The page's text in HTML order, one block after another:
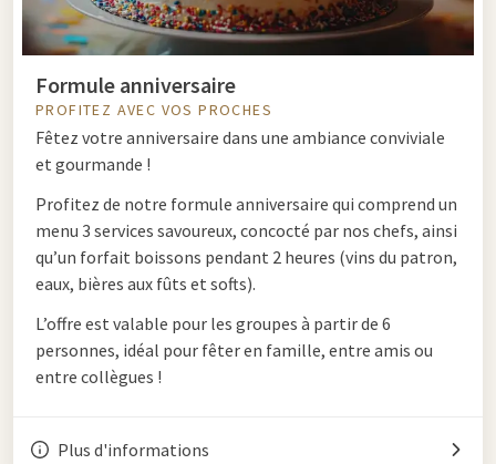
Formule anniversaire
PROFITEZ AVEC VOS PROCHES
Fêtez votre anniversaire dans une ambiance conviviale
et gourmande !
Profitez de notre formule anniversaire qui comprend un
menu 3 services savoureux, concocté par nos chefs, ainsi
qu’un forfait boissons pendant 2 heures (vins du patron,
eaux, bières aux fûts et softs).
L’offre est valable pour les groupes à partir de 6
personnes, idéal pour fêter en famille, entre amis ou
entre collègues !
Plus d'informations